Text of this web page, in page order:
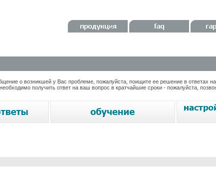
о возникшей у Вас проблеме, пожалуйста, поищите ее решение в ответах на
получить ответ на ваш вопрос в кратчайшие сроки - пожалуйста,